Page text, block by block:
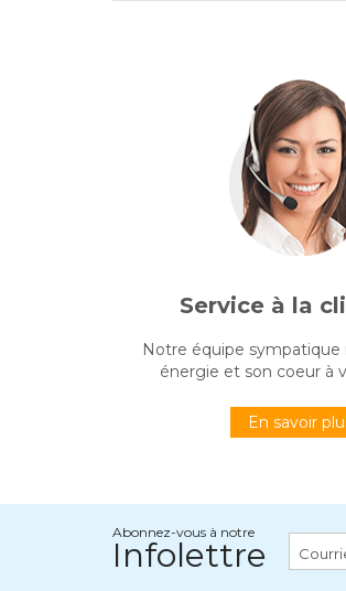
Service à la
Notre équipe
énergie et son coeur à
En savoir
Abonnez-vous à notre
Infolettre